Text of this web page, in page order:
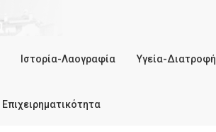
Ιστορία-Λαογραφία Υγεία-Διατροφή
Επιχειρηματικότητα